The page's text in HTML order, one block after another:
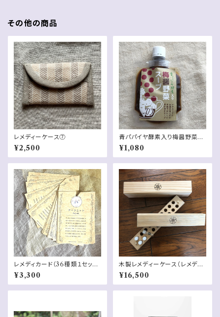
その他の商品
レメディーケース⑦
¥2,500
青パパイヤ酵素入り梅醤野菜ス
ープ
¥1,080
レメディカード（36種類１セット）
スターターレメディ３つ付き
¥3,300
木製レメディーケース（レメディ
ーなし）
¥16,500